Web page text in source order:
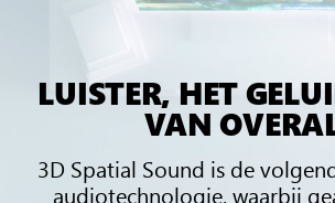
LUISTER, HET
VAN
3D Spatial Sound is de
audiotechnologie, waarbij